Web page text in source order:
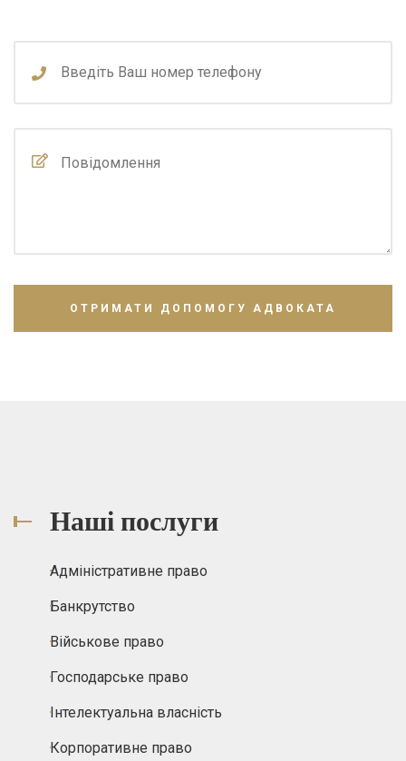
Наші послуги
Адміністративне право
Банкрутство
Військове право
Господарське право
Інтелектуальна власність
Корпоративне право